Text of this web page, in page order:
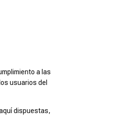
a las
usuarios del
dispuestas,